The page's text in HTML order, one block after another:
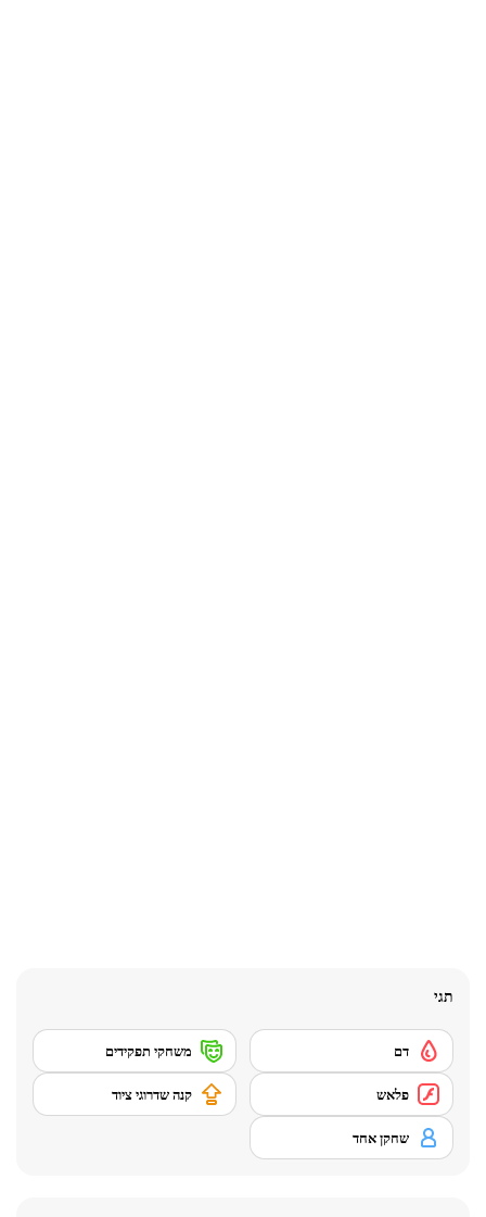
תגי
דם משחקי תפקידים
פלאש קנה שדרוגי ציוד
שחקן אחד